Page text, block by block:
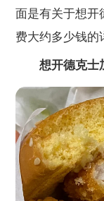
面是有关于想开
费大约多少钱的
想开德克士